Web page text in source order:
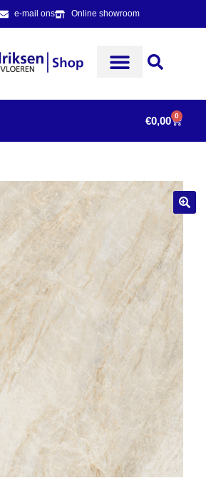
e-mail ons Online showroom
€0,00 0